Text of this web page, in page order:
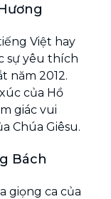
Việt hay
sự yêu thích
năm 2012.
của Hồ
giác vui
Chúa Giêsu.
Bách
giọng ca của